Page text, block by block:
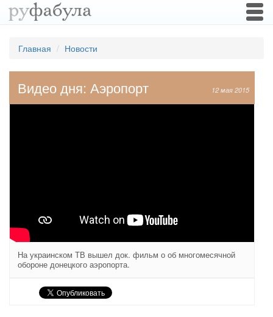
Главная Новости
12 мая 2015
Видео дня: Аэропорт
На украинском ТВ вышел док. фильм о об многомесячной
обороне донецкого аэропорта.